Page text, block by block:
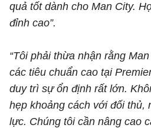
quả tốt dành cho Man City.
đỉnh cao”.
“Tôi phải thừa nhận rằng
các tiêu chuẩn cao tại
duy trì sự ổn định rất lớn.
hẹp khoảng cách với đối thủ,
lực. Chúng tôi cần nâng cao